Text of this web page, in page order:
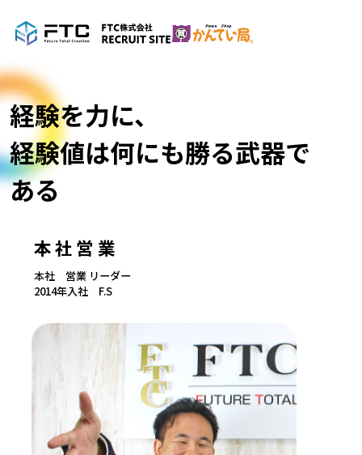
経験を力に、
経験値は何にも勝る武器で
ある
本社営業
本社 営業 リーダー
2014年入社 F.S